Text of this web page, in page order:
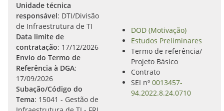
Unidade técnica
responsável: DTI/Divisão
de Infraestrutura de TI
Data limite de
contratação: 17/12/2026
Envio do Termo de
Referência à DGA:
17/09/2026
Subação/Código do
Tema: 15041 - Gestão de
DOD (Motivação)
Estudos Preliminares
Termo de referência/
Projeto Básico
Contrato
SEI nº 0013457-
94.2022.8.24.0710